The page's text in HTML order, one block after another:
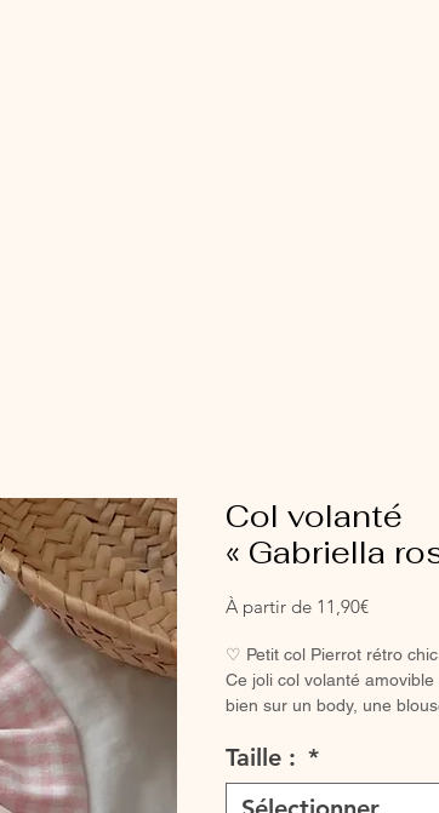
Col volanté
« Gabriella
À partir de 11,90€Prix
♡ Petit col Pierrot rétro chic
Ce joli col volanté
bien sur un body, une
instantanément une touche
n’importe quelle tenue.
Grâce à son ruban ou
Taille : *